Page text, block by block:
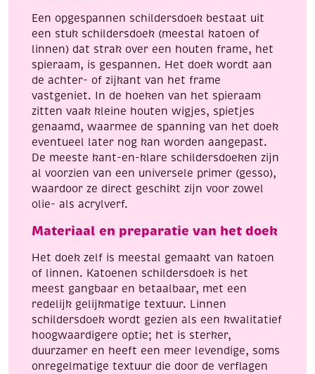
Een opgespannen schildersdoek bestaat uit
een stuk schildersdoek (meestal katoen of
linnen) dat strak over een houten frame, het
spieraam, is gespannen. Het doek wordt aan
de achter- of zijkant van het frame
vastgeniet. In de hoeken van het spieraam
zitten vaak kleine houten wigjes, spietjes
genaamd, waarmee de spanning van het doek
eventueel later nog kan worden aangepast.
De meeste kant-en-klare schildersdoeken zijn
al voorzien van een universele primer (gesso),
waardoor ze direct geschikt zijn voor zowel
olie- als acrylverf.
Materiaal en preparatie van het doek
Het doek zelf is meestal gemaakt van katoen
of linnen. Katoenen schildersdoek is het
meest gangbaar en betaalbaar, met een
redelijk gelijkmatige textuur. Linnen
schildersdoek wordt gezien als een kwalitatief
hoogwaardigere optie; het is sterker,
duurzamer en heeft een meer levendige, soms
onregelmatige textuur die door de verflagen